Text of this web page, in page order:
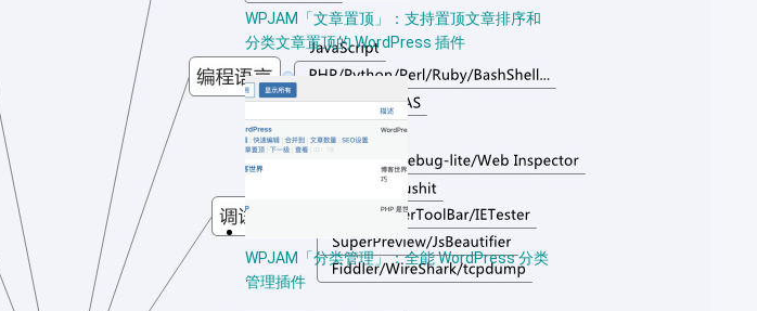
WPJAM「文章置顶」：支持置顶文章排序和
分类文章置顶的 WordPress 插件
WPJAM「分类管理」：全能 WordPress 分类
管理插件